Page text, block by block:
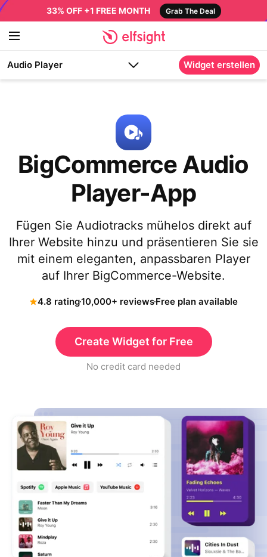
33% OFF +1 FREE MONTH Grab The Deal
Audio Player Widget erstellen
BigCommerce Audio
Player-App
Fügen Sie Audiotracks mühelos direkt auf
Ihrer Website hinzu und präsentieren Sie sie
mit einem eleganten, anpassbaren Player
auf Ihrer BigCommerce-Website.
4.8 rating10,000+ reviewsFree plan available
Create Widget for Free
No credit card needed